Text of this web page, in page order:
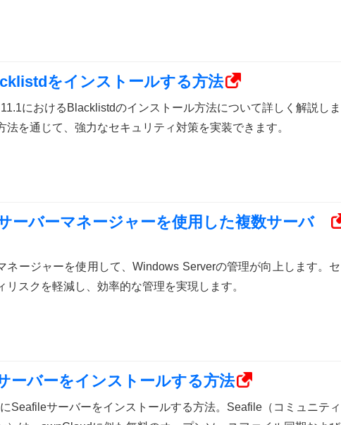
をインストールする方法
におけるBlacklistdのインストール方法について詳しく解説しま
法を通じて、強力なセキュリティ対策を実装できます。
ーバーマネージャーを使用した複数サーバ
ネージャーを使用して、Windows Serverの管理が向上します。セ
リスクを軽減し、効率的な管理を実現します。
ーバーをインストールする方法
Seafileサーバーをインストールする方法。Seafile（コミュニティ